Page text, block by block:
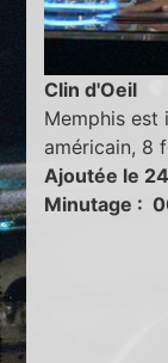
Clin d'Oeil
Memphis est
américain, 8
Ajoutée le
Minutage :